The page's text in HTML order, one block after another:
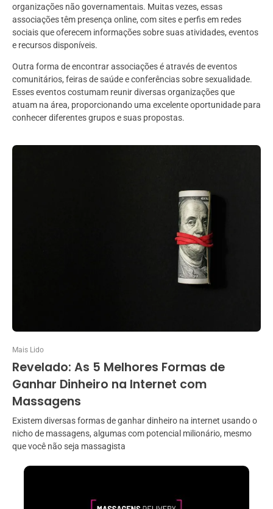
organizações não governamentais. Muitas vezes, essas
associações têm presença online, com sites e perfis em redes
sociais que oferecem informações sobre suas atividades, eventos
e recursos disponíveis.
Outra forma de encontrar associações é através de eventos
comunitários, feiras de saúde e conferências sobre sexualidade.
Esses eventos costumam reunir diversas organizações que
atuam na área, proporcionando uma excelente oportunidade para
conhecer diferentes grupos e suas propostas.
Mais Lido
Revelado: As 5 Melhores Formas de
Ganhar Dinheiro na Internet com
Massagens
Existem diversas formas de ganhar dinheiro na internet usando o
nicho de massagens, algumas com potencial milionário, mesmo
que você não seja massagista